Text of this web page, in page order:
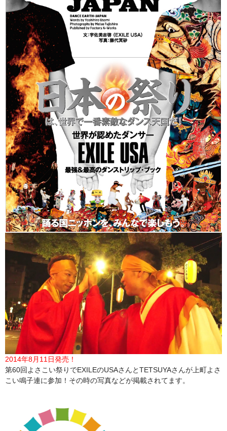
2014年8月11日発売！
第60回よさこい祭りでEXILEのUSAさんとTETSUYAさんが上町よさ
こい鳴子連に参加！その時の写真などが掲載されてます。